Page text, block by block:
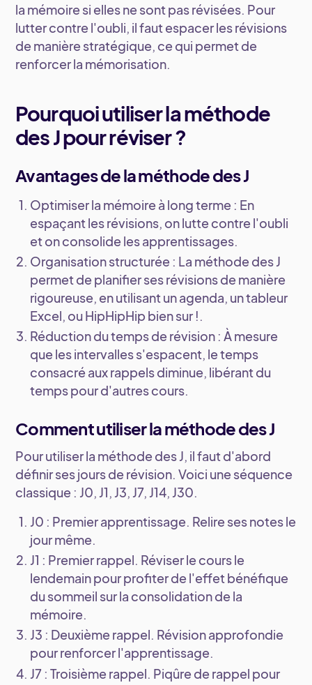
la mémoire si elles ne sont pas révisées. Pour
lutter contre l'oubli, il faut espacer les révisions
de manière stratégique, ce qui permet de
renforcer la mémorisation.
Pourquoi utiliser la méthode
des J pour réviser ?
Avantages de la méthode des J
Optimiser la mémoire à long terme : En
espaçant les révisions, on lutte contre l'oubli
et on consolide les apprentissages.
Organisation structurée : La méthode des J
permet de planifier ses révisions de manière
rigoureuse, en utilisant un agenda, un tableur
Excel, ou HipHipHip bien sur !.
Réduction du temps de révision : À mesure
que les intervalles s'espacent, le temps
consacré aux rappels diminue, libérant du
temps pour d'autres cours.
Comment utiliser la méthode des J
Pour utiliser la méthode des J, il faut d'abord
définir ses jours de révision. Voici une séquence
classique : J0, J1, J3, J7, J14, J30.
J0 : Premier apprentissage. Relire ses notes le
jour même.
J1 : Premier rappel. Réviser le cours le
lendemain pour profiter de l'effet bénéfique
du sommeil sur la consolidation de la
mémoire.
J3 : Deuxième rappel. Révision approfondie
pour renforcer l'apprentissage.
J7 : Troisième rappel. Piqûre de rappel pour